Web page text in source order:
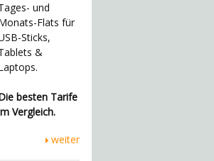
und
Flats für
Sticks,
&
besten Tarife
Vergleich.
weiter